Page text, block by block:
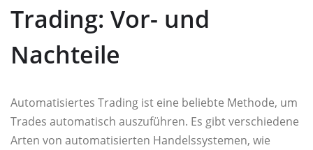
Trading: Vor- und
Nachteile
Automatisiertes Trading ist eine beliebte Methode, um
Trades automatisch auszuführen. Es gibt verschiedene
Arten von automatisierten Handelssystemen, wie